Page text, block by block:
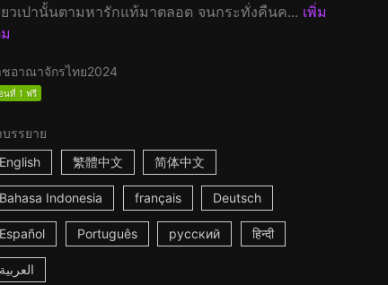
ยวเปานั้นตามหารักแท้มาตลอด จนกระทั่งคืนค... เพิ่ม
ชอาณาจักรไทย2024
นที่ 1 ฟรี
บรรยาย
English
繁體中文 简体中文
Bahasa Indonesia français Deutsch
Español Português русский हिन्दी
العربية